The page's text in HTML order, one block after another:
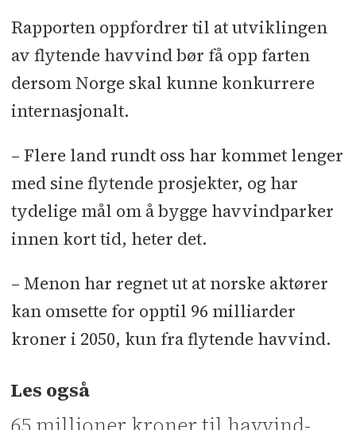
Rapporten oppfordrer til at utviklingen
av flytende havvind bør få opp farten
dersom Norge skal kunne konkurrere
internasjonalt.
– Flere land rundt oss har kommet lenger
med sine flytende prosjekter, og har
tydelige mål om å bygge havvindparker
innen kort tid, heter det.
– Menon har regnet ut at norske aktører
kan omsette for opptil 96 milliarder
kroner i 2050, kun fra flytende havvind.
Les også